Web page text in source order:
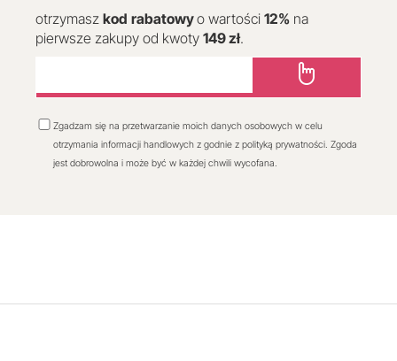
otrzymasz kod rabatowyo wartości 12% na
pierwsze zakupy od kwoty 149 zł.
Zgadzam się na przetwarzanie moich danych osobowych w celu
otrzymania informacji handlowych z godnie z polityką prywatności. Zgoda
jest dobrowolna i może być w każdej chwili wycofana.